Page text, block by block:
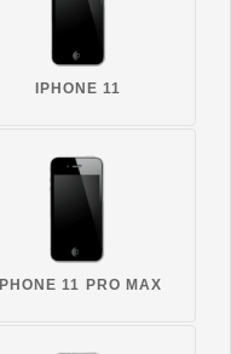
IPHONE 11
IPHONE 11 PRO MAX